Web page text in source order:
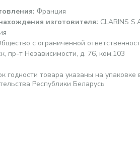
: Франция
изготовителя: CLARINS
с ограниченной
пр-т Независимости, д. 76, ком.103
годности товара указаны на упаковке
Республики Беларусь